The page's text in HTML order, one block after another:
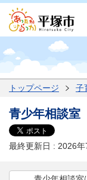
トップページ 子
青少年相談室
最終更新日 : 2026年